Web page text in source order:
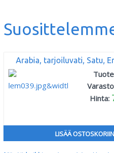
Arabia, tarjoiluvati, Satu,
Hinta:
LISÄÄ OSTOSKORIIN